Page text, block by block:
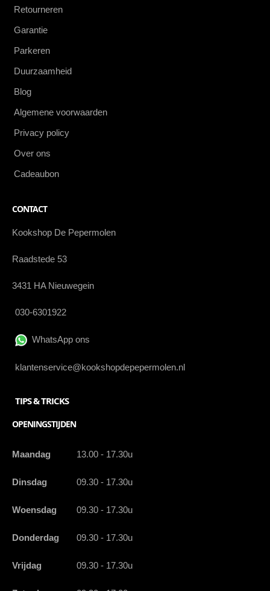
Retourneren
Garantie
Parkeren
Duurzaamheid
Blog
Algemene voorwaarden
Privacy policy
Over ons
Cadeaubon
CONTACT
Kookshop De Pepermolen
Raadstede 53
3431 HA Nieuwegein
030-6301922
WhatsApp ons
klantenservice@kookshopdepepermolen.nl
TIPS & TRICKS
OPENINGSTIJDEN
Maandag 13.00 - 17.30u
Dinsdag 09.30 - 17.30u
Woensdag 09.30 - 17.30u
Donderdag 09.30 - 17.30u
Vrijdag 09.30 - 17.30u